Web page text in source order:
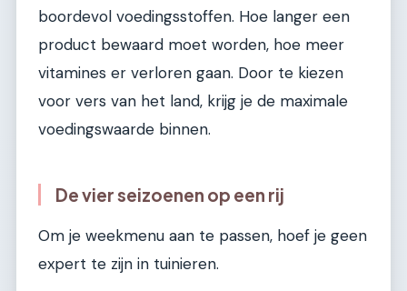
boordevol voedingsstoffen. Hoe langer een
product bewaard moet worden, hoe meer
vitamines er verloren gaan. Door te kiezen
voor vers van het land, krijg je de maximale
voedingswaarde binnen.
De vier seizoenen op een rij
Om je weekmenu aan te passen, hoef je geen
expert te zijn in tuinieren.